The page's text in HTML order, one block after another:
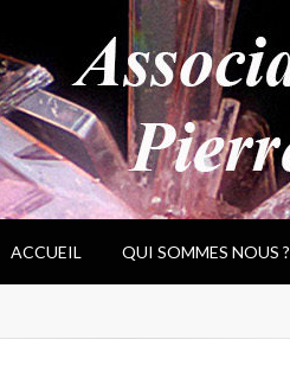
ACCUEIL QUI SOMMES NOUS ?